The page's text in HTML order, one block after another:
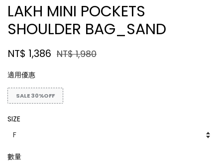
LAKH MINI POCKETS
SHOULDER BAG_SAND
NT$ 1,386 NT$ 1,980
適用優惠
SALE 30%OFF
SIZE
數量